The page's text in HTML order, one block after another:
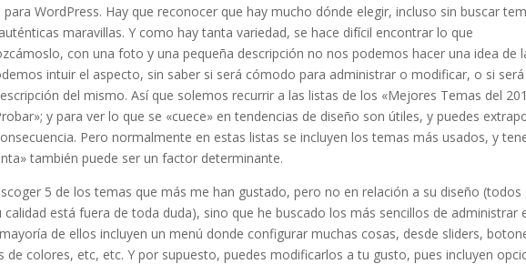
WordPress. Hay que reconocer que hay mucho dónde elegir, incluso sin buscar
maravillas. Y como hay tanta variedad, se hace difícil encontrar lo que
con una foto y una pequeña descripción no nos podemos hacer una idea de
intuir el aspecto, sin saber si será cómodo para administrar o modificar, o si será
del mismo. Así que solemos recurrir a las listas de los «Mejores Temas del
y para ver lo que se «cuece» en tendencias de diseño son útiles, y puedes
Pero normalmente en estas listas se incluyen los temas más usados, y
también puede ser un factor determinante.
5 de los temas que más me han gustado, pero no en relación a su diseño (todos
está fuera de toda duda), sino que he buscado los más sencillos de administrar
de ellos incluyen un menú donde configurar muchas cosas, desde sliders,
de colores, etc, etc. Y por supuesto, puedes modificarlos a tu gusto, pues incluyen